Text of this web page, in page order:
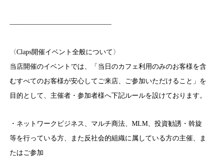
―――――――――――――――
〈Claps開催イベント全般について〉
当店開催のイベントでは、「当日のカフェ利用のみのお客様を含
むすべてのお客様が安心してご来店、ご参加いただけること」を
目的として、主催者・参加者様へ下記ルールを設けております。
・ネットワークビジネス、マルチ商法、MLM、投資勧誘・斡旋
等を行っている方、また反社会的組織に属している方の主催、ま
たはご参加